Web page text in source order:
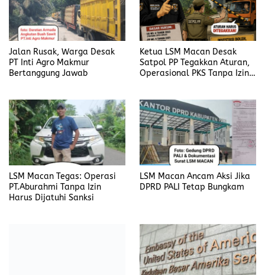
Jalan Rusak, Warga Desak
PT Inti Agro Makmur
Bertanggung Jawab
Ketua LSM Macan Desak
Satpol PP Tegakkan Aturan,
Operasional PKS Tanpa Izin
LSM Macan Tegas: Operasi
PT.Aburahmi Tanpa Izin
Harus Dijatuhi Sanksi
LSM Macan Ancam Aksi Jika
DPRD PALI Tetap Bungkam